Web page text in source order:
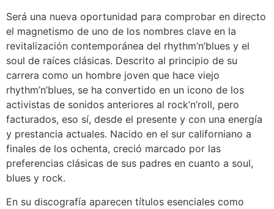
Será una nueva oportunidad para comprobar en directo
el magnetismo de uno de los nombres clave en la
revitalización contemporánea del rhythm’n’blues y el
soul de raíces clásicas. Descrito al principio de su
carrera como un hombre joven que hace viejo
rhythm’n’blues, se ha convertido en un icono de los
activistas de sonidos anteriores al rock’n’roll, pero
facturados, eso sí, desde el presente y con una energía
y prestancia actuales. Nacido en el sur californiano a
finales de los ochenta, creció marcado por las
preferencias clásicas de sus padres en cuanto a soul,
blues y rock.
En su discografía aparecen títulos esenciales como